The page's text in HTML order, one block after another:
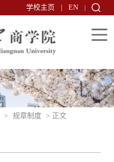
学校主页 EN
> 规章制度 > 正文